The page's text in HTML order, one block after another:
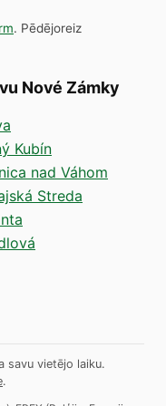
. Pēdējoreiz
Nové Zámky
Kubín
nad Váhom
Streda
savu vietējo laiku.
.